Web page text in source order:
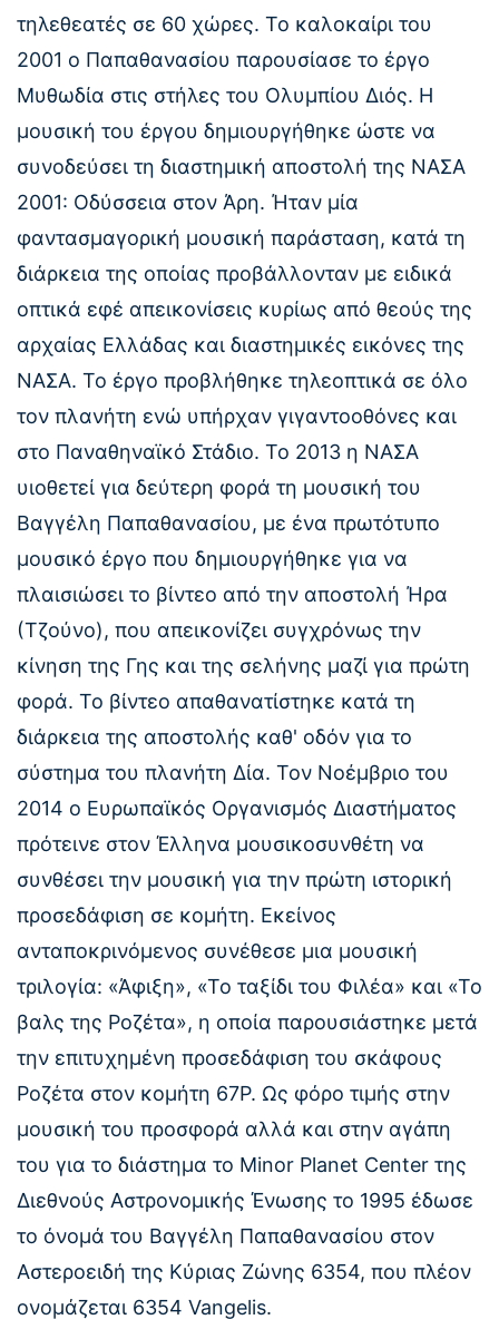
τηλεθεατές σε 60 χώρες. Το καλοκαίρι του
2001 ο Παπαθανασίου παρουσίασε το έργο
Μυθωδία στις στήλες του Ολυμπίου Διός. Η
μουσική του έργου δημιουργήθηκε ώστε να
συνοδεύσει τη διαστημική αποστολή της ΝΑΣΑ
2001: Οδύσσεια στον Άρη. Ήταν μία
φαντασμαγορική μουσική παράσταση, κατά τη
διάρκεια της οποίας προβάλλονταν με ειδικά
οπτικά εφέ απεικονίσεις κυρίως από θεούς της
αρχαίας Ελλάδας και διαστημικές εικόνες της
ΝΑΣΑ. Το έργο προβλήθηκε τηλεοπτικά σε όλο
τον πλανήτη ενώ υπήρχαν γιγαντοοθόνες και
στο Παναθηναϊκό Στάδιο. Το 2013 η ΝΑΣΑ
υιοθετεί για δεύτερη φορά τη μουσική του
Βαγγέλη Παπαθανασίου, με ένα πρωτότυπο
μουσικό έργο που δημιουργήθηκε για να
πλαισιώσει το βίντεο από την αποστολή Ήρα
(Τζούνο), που απεικονίζει συγχρόνως την
κίνηση της Γης και της σελήνης μαζί για πρώτη
φορά. Το βίντεο απαθανατίστηκε κατά τη
διάρκεια της αποστολής καθ' οδόν για το
σύστημα του πλανήτη Δία. Τον Νοέμβριο του
2014 ο Ευρωπαϊκός Οργανισμός Διαστήματος
πρότεινε στον Έλληνα μουσικοσυνθέτη να
συνθέσει την μουσική για την πρώτη ιστορική
προσεδάφιση σε κομήτη. Εκείνος
ανταποκρινόμενος συνέθεσε μια μουσική
τριλογία: «Άφιξη», «Το ταξίδι του Φιλέα» και «Το
βαλς της Ροζέτα», η οποία παρουσιάστηκε μετά
την επιτυχημένη προσεδάφιση του σκάφους
Ροζέτα στον κομήτη 67P. Ως φόρο τιμής στην
μουσική του προσφορά αλλά και στην αγάπη
του για το διάστημα το Minor Planet Center της
Διεθνούς Αστρονομικής Ένωσης το 1995 έδωσε
το όνομά του Βαγγέλη Παπαθανασίου στον
Αστεροειδή της Κύριας Ζώνης 6354, που πλέον
ονομάζεται 6354 Vangelis.